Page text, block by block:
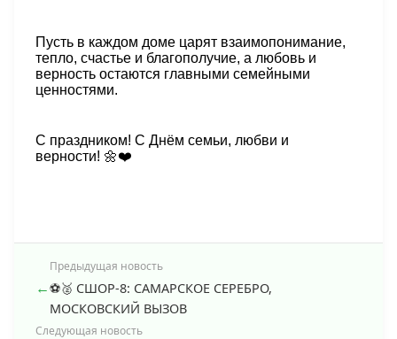
Пусть в каждом доме царят взаимопонимание,
тепло, счастье и благополучие, а любовь и
верность остаются главными семейными
ценностями.
С праздником! С Днём семьи, любви и
верности! 🌼❤️
←
Предыдущая новость
⚽️🥈 СШОР-8: САМАРСКОЕ СЕРЕБРО,
МОСКОВСКИЙ ВЫЗОВ
Следующая новость